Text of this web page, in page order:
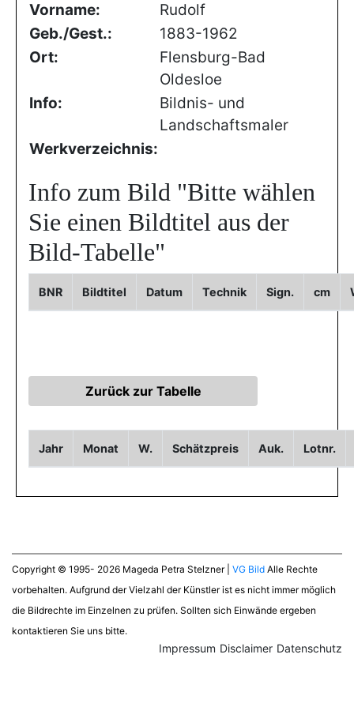
Vorname:
Rudolf
Geb./Gest.:
1883-1962
Ort:
Flensburg-Bad
Oldesloe
Info:
Bildnis- und
Landschaftsmaler
Werkverzeichnis:
Info zum Bild "Bitte wählen
Sie einen Bildtitel aus der
Bild-Tabelle"
BNR Bildtitel Datum Technik Sign. cm
Jahr Monat W. Schätzpreis Auk. Lotnr.
Copyright © 1995- 2026 Mageda Petra Stelzner | VG Bild Alle Rechte
vorbehalten. Aufgrund der Vielzahl der Künstler ist es nicht immer möglich
die Bildrechte im Einzelnen zu prüfen. Sollten sich Einwände ergeben
kontaktieren Sie uns bitte.
Datenschutz
Disclaimer
Impressum